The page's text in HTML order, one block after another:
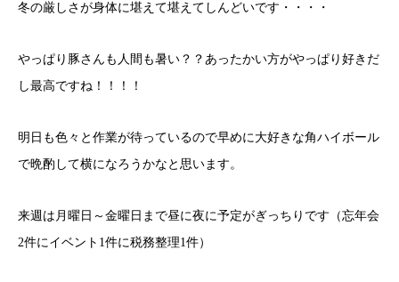
冬の厳しさが身体に堪えて堪えてしんどいです・・・・
やっぱり豚さんも人間も暑い？？あったかい方がやっぱり好きだ
し最高ですね！！！！
明日も色々と作業が待っているので早めに大好きな角ハイボール
で晩酌して横になろうかなと思います。
来週は月曜日～金曜日まで昼に夜に予定がぎっちりです（忘年会
2件にイベント1件に税務整理1件）